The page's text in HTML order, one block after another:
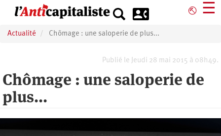
principal
⎋ ☰
Actualité Chômage : une saloperie de plus...
Publié le Jeudi 28 mai 2015 à 08h49.
Chômage : une saloperie de
plus...